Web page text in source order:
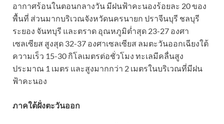
อากาศร้อนในตอนกลางวัน มีฝนฟ้าคะนองร้อยละ 20 ของ
พื้นที่ ส่วนมากบริเวณจังหวัดนครนายก ปราจีนบุรี ชลบุรี
ระยอง จันทบุรี และตราด อุณหภูมิต่ำสุด 23-27 องศา
เซลเซียส สูงสุด 32-37 องศาเซลเซียส ลมตะวันออกเฉียงใต้
ความเร็ว 15-30 กิโลเมตรต่อชั่วโมง ทะเลมีคลื่นสูง
ประมาณ 1 เมตร และสูงมากกว่า 2 เมตรในบริเวณที่มีฝน
ฟ้าคะนอง
ภาคใต้ฝั่งตะวันออก